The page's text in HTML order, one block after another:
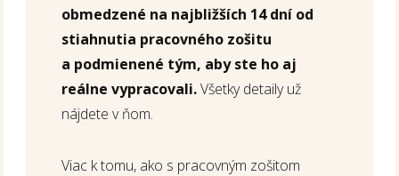
obmedzené na najbližších 14 dní od
stiahnutia pracovného zošitu
a podmienené tým, aby ste ho aj
reálne vypracovali.Všetky detaily už
nájdete v ňom.
Viac k tomu, ako s pracovným zošitom